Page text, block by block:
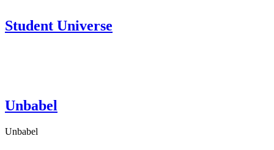
Student Universe
Unbabel
Unbabel